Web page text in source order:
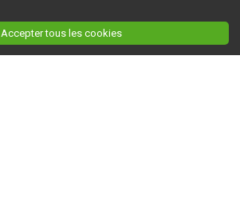
Accepter tous les cookies